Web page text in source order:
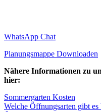
WhatsApp Chat
Planungsmappe Downloaden
Nähere Informationen zu
hier:
Sommergarten Kosten
Welche Öffnungsarten gibt